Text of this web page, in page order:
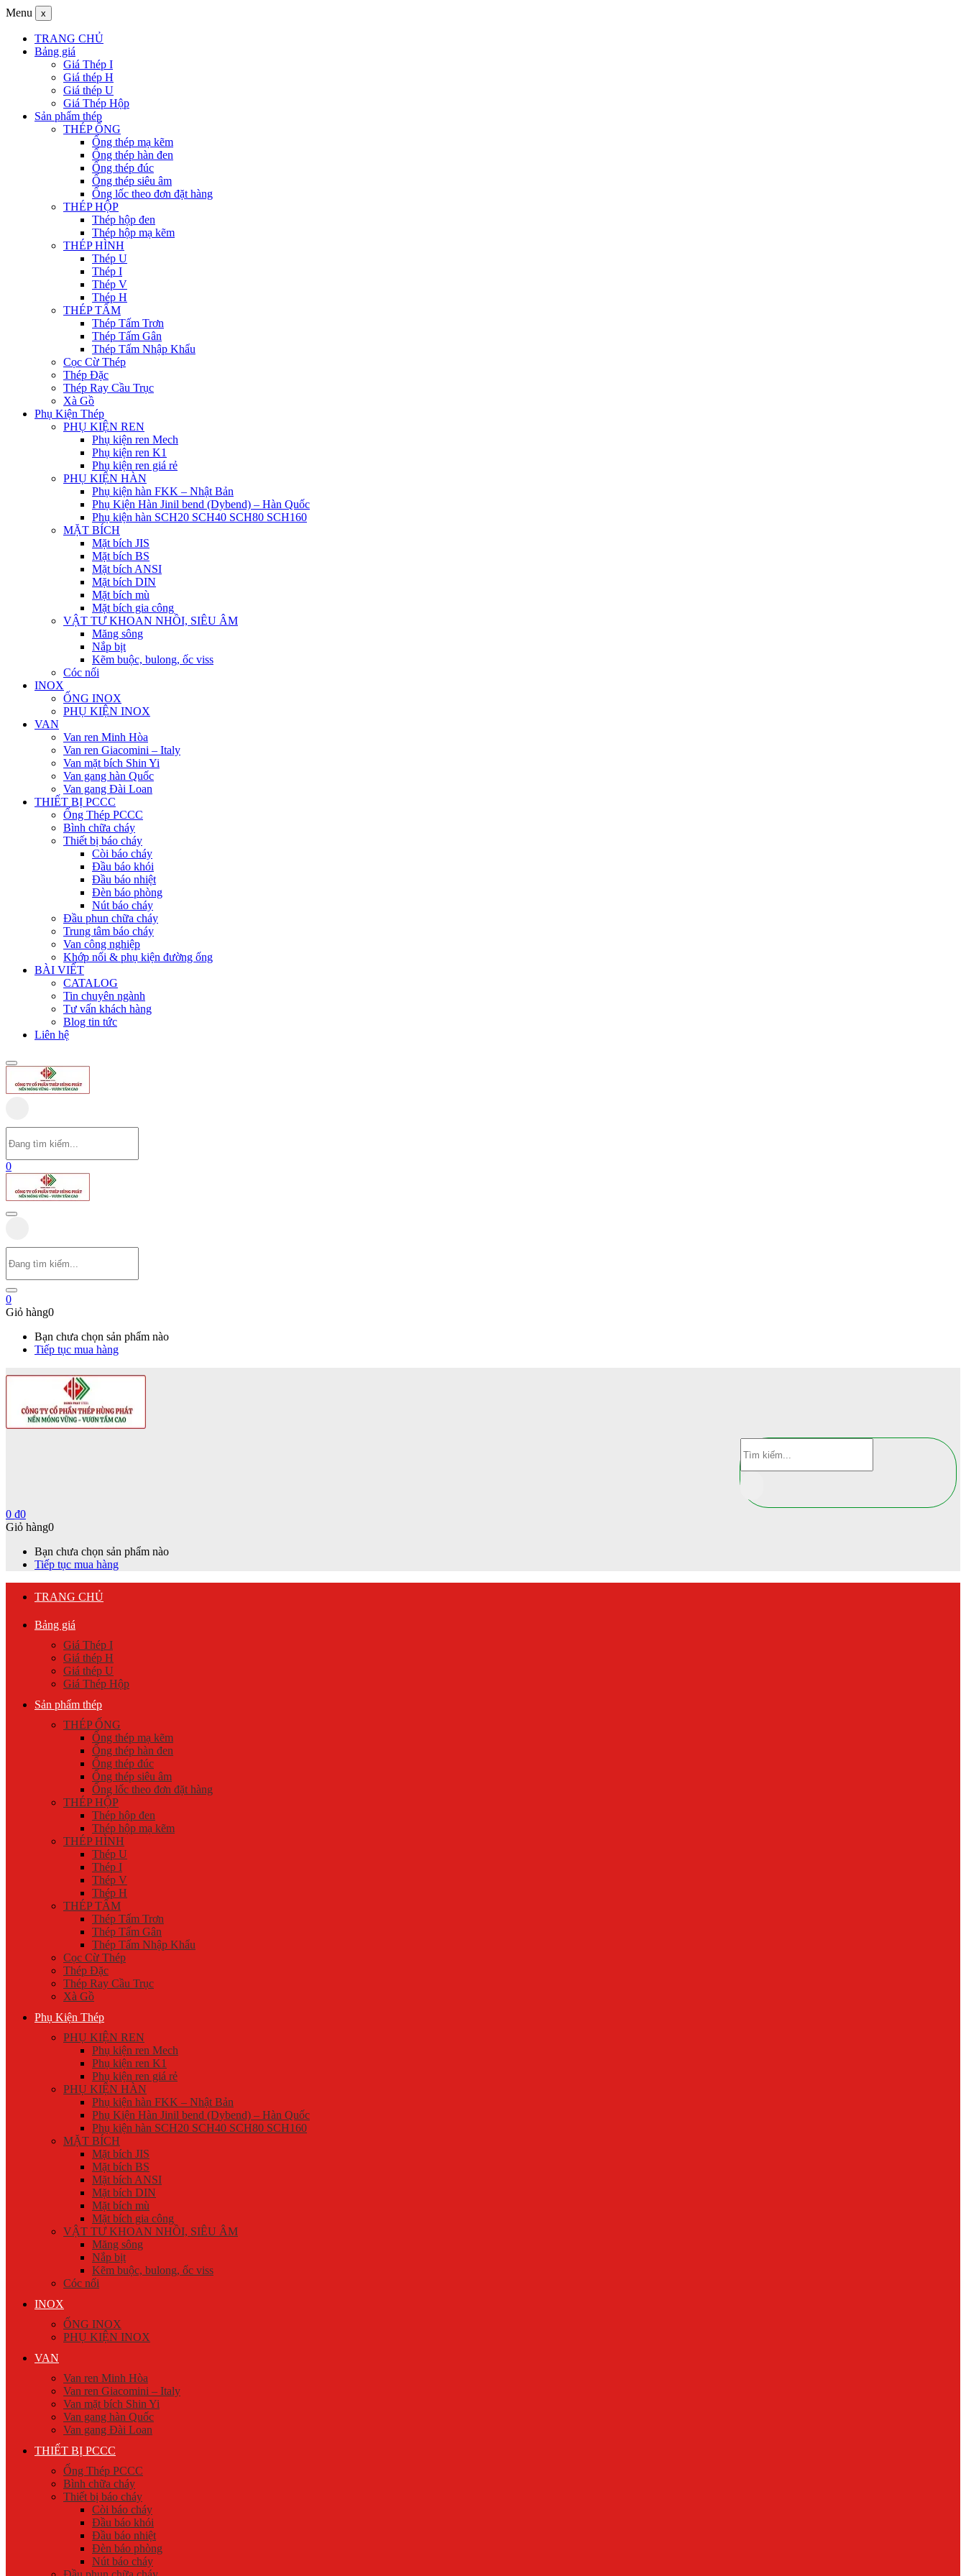
Menu x
TRANG CHỦ
Bảng giá
Giá Thép I
Giá thép H
Giá thép U
Giá Thép Hộp
Sản phẩm thép
THÉP ỐNG
Ống thép mạ kẽm
Ống thép hàn đen
Ống thép đúc
Ống thép siêu âm
Ống lốc theo đơn đặt hàng
THÉP HỘP
Thép hộp đen
Thép hộp mạ kẽm
THÉP HÌNH
Thép U
Thép I
Thép V
Thép H
THÉP TẤM
Thép Tấm Trơn
Thép Tấm Gân
Thép Tấm Nhập Khẩu
Cọc Cừ Thép
Thép Đặc
Thép Ray Cầu Trục
Xà Gồ
Phụ Kiện Thép
PHỤ KIỆN REN
Phụ kiện ren Mech
Phụ kiện ren K1
Phụ kiện ren giá rẻ
PHỤ KIỆN HÀN
Phụ kiện hàn FKK – Nhật Bản
Phụ Kiện Hàn Jinil bend (Dybend) – Hàn Quốc
Phụ kiện hàn SCH20 SCH40 SCH80 SCH160
MẶT BÍCH
Mặt bích JIS
Mặt bích BS
Mặt bích ANSI
Mặt bích DIN
Mặt bích mù
Mặt bích gia công
VẬT TƯ KHOAN NHỒI, SIÊU ÂM
Măng sông
Nắp bịt
Kẽm buộc, bulong, ốc viss
Cóc nối
INOX
ỐNG INOX
PHỤ KIỆN INOX
VAN
Van ren Minh Hòa
Van ren Giacomini – Italy
Van mặt bích Shin Yi
Van gang hàn Quốc
Van gang Đài Loan
THIẾT BỊ PCCC
Ống Thép PCCC
Bình chữa cháy
Thiết bị báo cháy
Còi báo cháy
Đầu báo khói
Đầu báo nhiệt
Đèn báo phòng
Nút báo cháy
Đầu phun chữa cháy
Trung tâm báo cháy
Van công nghiệp
Khớp nối & phụ kiện đường ống
BÀI VIẾT
CATALOG
Tin chuyên ngành
Tư vấn khách hàng
Blog tin tức
Liên hệ
0
0
Giỏ hàng0
Bạn chưa chọn sản phẩm nào
Tiếp tục mua hàng
0 ₫0
Giỏ hàng0
Bạn chưa chọn sản phẩm nào
Tiếp tục mua hàng
TRANG CHỦ
Bảng giá
Giá Thép I
Giá thép H
Giá thép U
Giá Thép Hộp
Sản phẩm thép
THÉP ỐNG
Ống thép mạ kẽm
Ống thép hàn đen
Ống thép đúc
Ống thép siêu âm
Ống lốc theo đơn đặt hàng
THÉP HỘP
Thép hộp đen
Thép hộp mạ kẽm
THÉP HÌNH
Thép U
Thép I
Thép V
Thép H
THÉP TẤM
Thép Tấm Trơn
Thép Tấm Gân
Thép Tấm Nhập Khẩu
Cọc Cừ Thép
Thép Đặc
Thép Ray Cầu Trục
Xà Gồ
Phụ Kiện Thép
PHỤ KIỆN REN
Phụ kiện ren Mech
Phụ kiện ren K1
Phụ kiện ren giá rẻ
PHỤ KIỆN HÀN
Phụ kiện hàn FKK – Nhật Bản
Phụ Kiện Hàn Jinil bend (Dybend) – Hàn Quốc
Phụ kiện hàn SCH20 SCH40 SCH80 SCH160
MẶT BÍCH
Mặt bích JIS
Mặt bích BS
Mặt bích ANSI
Mặt bích DIN
Mặt bích mù
Mặt bích gia công
VẬT TƯ KHOAN NHỒI, SIÊU ÂM
Măng sông
Nắp bịt
Kẽm buộc, bulong, ốc viss
Cóc nối
INOX
ỐNG INOX
PHỤ KIỆN INOX
VAN
Van ren Minh Hòa
Van ren Giacomini – Italy
Van mặt bích Shin Yi
Van gang hàn Quốc
Van gang Đài Loan
THIẾT BỊ PCCC
Ống Thép PCCC
Bình chữa cháy
Thiết bị báo cháy
Còi báo cháy
Đầu báo khói
Đầu báo nhiệt
Đèn báo phòng
Nút báo cháy